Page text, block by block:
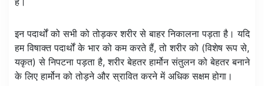
इन पदार्थों को सभी को तोड़कर शरीर से बाहर निकालना पड़ता है। यदि
हम विषाक्त पदार्थों के भार को कम करते हैं, तो शरीर को (विशेष रूप से,
यकृत) से निपटना पड़ता है, शरीर बेहतर हार्मोन संतुलन को बेहतर बनाने
के लिए हार्मोन को तोड़ने और स्रावित करने में अधिक सक्षम होगा।